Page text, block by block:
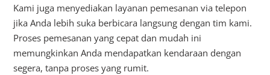
Kami juga menyediakan layanan pemesanan via telepon
jika Anda lebih suka berbicara langsung dengan tim kami.
Proses pemesanan yang cepat dan mudah ini
memungkinkan Anda mendapatkan kendaraan dengan
segera, tanpa proses yang rumit.